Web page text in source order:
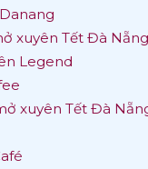
xuyên Tết Đà
Legend
xuyên Tết Đà